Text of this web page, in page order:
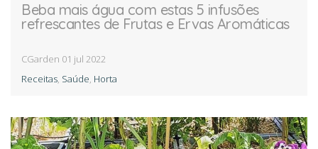
REGISTO CGARDEN
Beba mais água com estas 5 infusões
refrescantes de Frutas e Ervas Aromáticas
CGarden 01 jul 2022
Receitas, Saúde, Horta